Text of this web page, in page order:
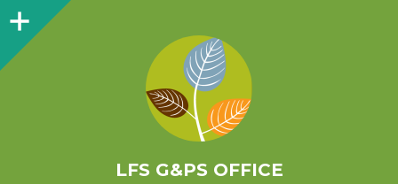
Sidebar
LFS G&PS OFFICE